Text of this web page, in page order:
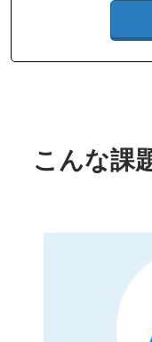
こんな課